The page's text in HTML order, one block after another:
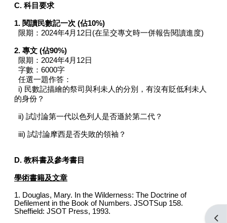
C. 科目要求
1. 閱讀民數記一次 (佔10%)
限期：2024年4月12日(在呈交專文時一併報告閱讀進度)
2. 專文 (佔90%)
限期：2024年4月12日
字數：6000字
任選一題作答：
i) 民數記描繪的祭司與利未人的分別，有沒有貶低利未人
的身份？
ii) 試討論第一代以色列人是否遜於第二代？
iii) 試討論摩西是否失敗的領袖？
D. 教科書及參考書目
學術書籍及文章
1. Douglas, Mary. In the Wilderness: The Doctrine of
Defilement in the Book of Numbers. JSOTSup 158.
Sheffield: JSOT Press, 1993.